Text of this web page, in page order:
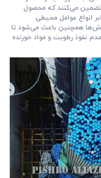
می‌کنند که محصول
انواع عوامل محیطی
همچنین باعث می‌شود تا
نفوذ رطوبت و مواد خورنده